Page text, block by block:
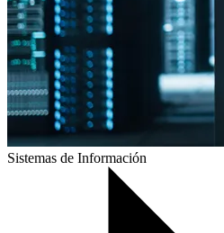
Sistemas de Información